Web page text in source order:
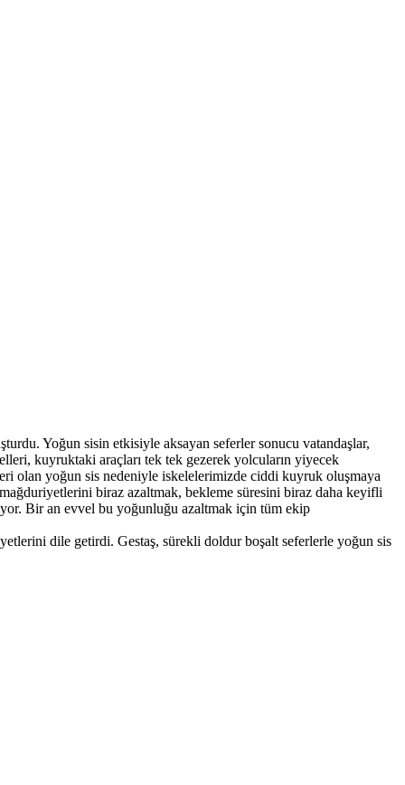
Yoğun sisin etkisiyle aksayan seferler sonucu vatandaşlar,
kuyruktaki araçları tek tek gezerek yolcuların yiyecek
olan yoğun sis nedeniyle iskelelerimizde ciddi kuyruk oluşmaya
biraz azaltmak, bekleme süresini biraz daha keyifli
Bir an evvel bu yoğunluğu azaltmak için tüm ekip
dile getirdi. Gestaş, sürekli doldur boşalt seferlerle yoğun sis